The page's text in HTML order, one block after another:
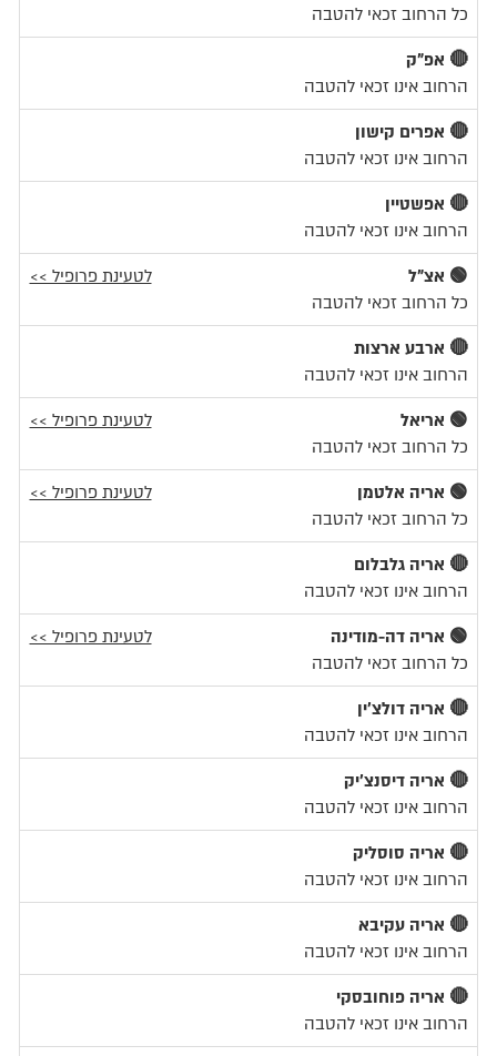
כל הרחוב זכאי להטבה
🔴 אפ"ק
הרחוב אינו זכאי להטבה
🔴 אפרים קישון
הרחוב אינו זכאי להטבה
🔴 אפשטיין
הרחוב אינו זכאי להטבה
🟢 אצ"ל
לטעינת פרופיל >>
כל הרחוב זכאי להטבה
🔴 ארבע ארצות
הרחוב אינו זכאי להטבה
🟢 אריאל
לטעינת פרופיל >>
כל הרחוב זכאי להטבה
🟢 אריה אלטמן
לטעינת פרופיל >>
כל הרחוב זכאי להטבה
🔴 אריה גלבלום
הרחוב אינו זכאי להטבה
🟢 אריה דה-מודינה
לטעינת פרופיל >>
כל הרחוב זכאי להטבה
🔴 אריה דולצ'ין
הרחוב אינו זכאי להטבה
🔴 אריה דיסנצ'יק
הרחוב אינו זכאי להטבה
🔴 אריה סוסליק
הרחוב אינו זכאי להטבה
🔴 אריה עקיבא
הרחוב אינו זכאי להטבה
🔴 אריה פוחובסקי
הרחוב אינו זכאי להטבה